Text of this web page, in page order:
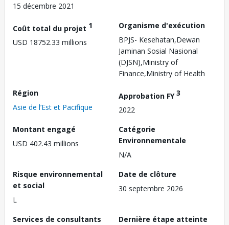
15 décembre 2021
Coût total du projet 1
USD 18752.33 millions
Organisme d'exécution
BPJS- Kesehatan,Dewan
Jaminan Sosial Nasional
(DJSN),Ministry of
Finance,Ministry of Health
Région
Asie de l’Est et Pacifique
Approbation FY3
2022
Montant engagé
USD 402.43 millions
Catégorie
Environnementale
N/A
Risque environnemental
et social
L
Date de clôture
30 septembre 2026
Services de consultants
Dernière étape atteinte